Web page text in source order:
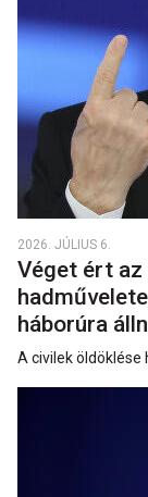
2026. JÚLIUS 6.
Véget ért
háborúra
A civilek öldöklése